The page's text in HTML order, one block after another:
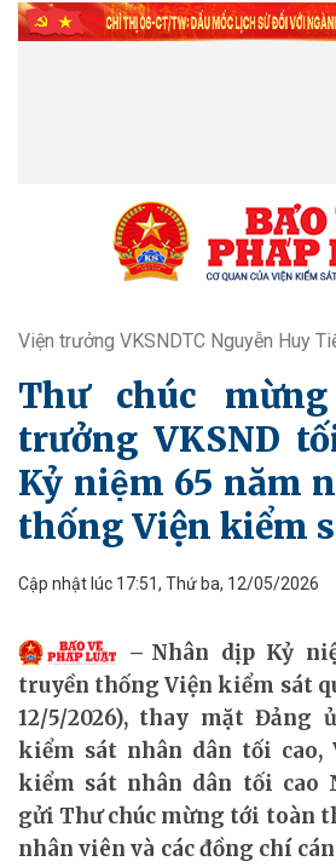
Viện trưởng VKSNDTC Nguyễn Huy
Thư chúc
trưởng VKSND
Kỷ niệm 65 năm
thống Viện kiểm
Cập nhật lúc 17:51, Thứ ba, 12/05/2026
Nhân dịp Kỷ
truyền thống Viện kiểm sát
12/5/2026), thay mặt Đảng
kiểm sát nhân dân tối cao,
kiểm sát nhân dân tối cao
gửi Thư chúc mừng tới toàn
nhân viên và các đồng chí